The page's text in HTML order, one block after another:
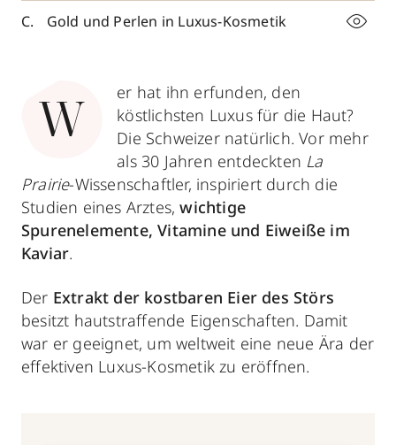
Gold und Perlen in Luxus-Kosmetik
W
er hat ihn erfunden, den
köstlichsten Luxus für die Haut?
Die Schweizer natürlich. Vor mehr
als 30 Jahren entdeckten La
Prairie-Wissenschaftler, inspiriert durch die
Studien eines Arztes,wichtige
Spurenelemente, Vitamine und Eiweiße im
Kaviar.
Der Extrakt der kostbaren Eier des Störs
besitzt hautstraffende Eigenschaften. Damit
war er geeignet, um weltweit eine neue Ära der
effektiven Luxus-Kosmetik zu eröffnen.